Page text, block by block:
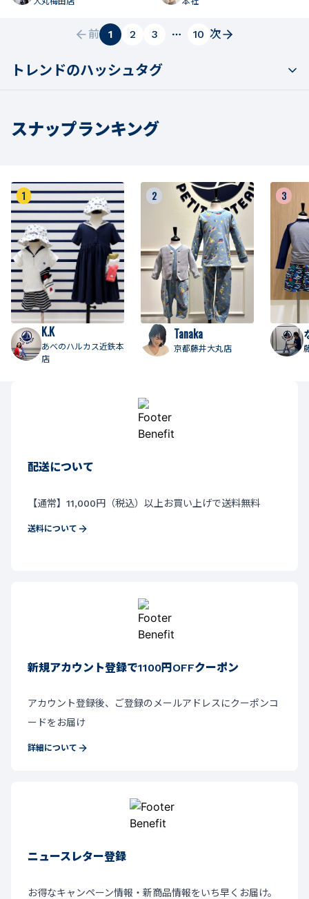
前 1 2 3 10 次
トレンドのハッシュタグ
スナップランキング
1
K.K
あべのハルカス近鉄本
店
2
Tanaka
京都藤井大丸店
3
配送について
【通常】11,000円（税込）以上お買い上げで送料無料
送料について
新規アカウント登録で1100円OFFクーポン
アカウント登録後、ご登録のメールアドレスにクーポンコ
ードをお届け
詳細について
ニュースレター登録
お得なキャンペーン情報・新商品情報をいち早くお届け。